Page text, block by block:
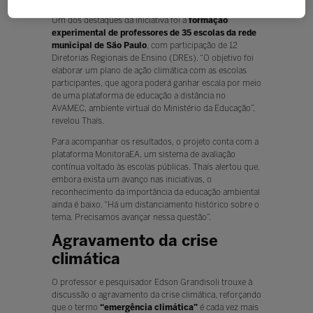
Um dos destaques da iniciativa foi aformação
experimental de professores de 35 escolas da rede
municipal de São Paulo, com participação de 12
Diretorias Regionais de Ensino (DREs). “O objetivo foi
elaborar um plano de ação climática com as escolas
participantes, que agora poderá ganhar escala por meio
de uma plataforma de educação a distância no
AVAMEC, ambiente virtual do Ministério da Educação”,
revelou Thaís.
Para acompanhar os resultados, o projeto conta com a
plataforma MonitoraEA, um sistema de avaliação
contínua voltado às escolas públicas. Thaís alertou que,
embora exista um avanço nas iniciativas, o
reconhecimento da importância da educação ambiental
ainda é baixo. “Há um distanciamento histórico sobre o
tema. Precisamos avançar nessa questão”.
Agravamento da crise
climática
O professor e pesquisador Edson Grandisoli trouxe à
discussão o agravamento da crise climática, reforçando
que o termo “emergência climática”é cada vez mais